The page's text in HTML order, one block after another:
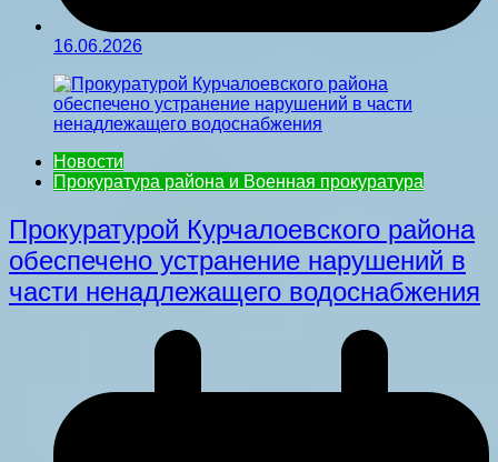
16.06.2026
Новости
Прокуратура района и Военная прокуратура
Прокуратурой Курчалоевского района
обеспечено устранение нарушений в
части ненадлежащего водоснабжения